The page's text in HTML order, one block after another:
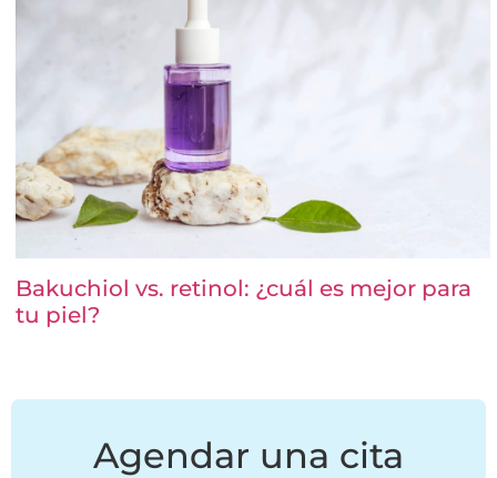
Bakuchiol vs. retinol: ¿cuál es mejor para
tu piel?
Agendar una cita